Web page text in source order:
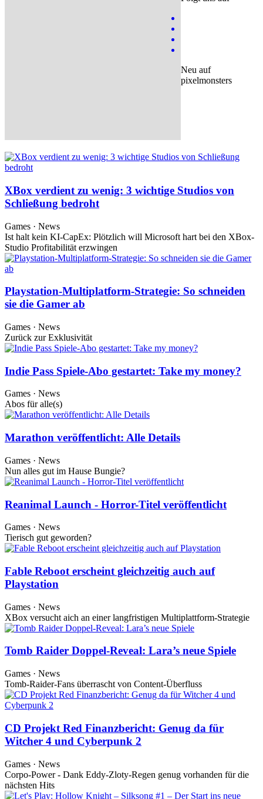
Neu auf
pixelmonsters
XBox verdient zu wenig: 3 wichtige Studios von
Schließung bedroht
Games · News
Ist halt kein KI-CapEx: Plötzlich will Microsoft hart bei den XBox-
Studio Profitabilität erzwingen
Playstation-Multiplatform-Strategie: So schneiden
sie die Gamer ab
Games · News
Zurück zur Exklusivität
Indie Pass Spiele-Abo gestartet: Take my money?
Games · News
Abos für alle(s)
Marathon veröffentlicht: Alle Details
Games · News
Nun alles gut im Hause Bungie?
Reanimal Launch - Horror-Titel veröffentlicht
Games · News
Tierisch gut geworden?
Fable Reboot erscheint gleichzeitig auch auf
Playstation
Games · News
XBox versucht aich an einer langfristigen Multiplattform-Strategie
Tomb Raider Doppel-Reveal: Lara’s neue Spiele
Games · News
Tomb-Raider-Fans überrascht von Content-Überfluss
CD Projekt Red Finanzbericht: Genug da für
Witcher 4 und Cyberpunk 2
Games · News
Corpo-Power - Dank Eddy-Zloty-Regen genug vorhanden für die
nächsten Hits